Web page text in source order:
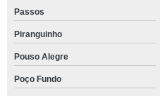
Passos
Piranguinho
Pouso Alegre
Poço Fundo